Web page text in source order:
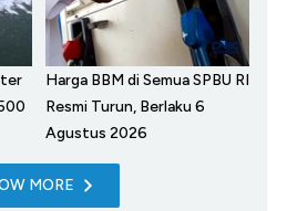
Harga BBM di Semua SPBU RI
Resmi Turun, Berlaku 6
Agustus 2026
MORE